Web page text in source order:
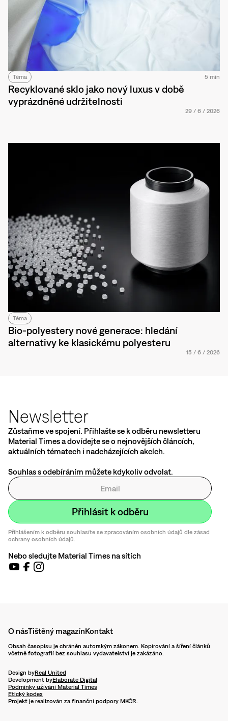
Téma 5 min
Recyklované sklo jako nový luxus v době
vyprázdněné udržitelnosti
29 / 6 / 2026
Téma
Bio-polyestery nové generace: hledání
alternativy ke klasickému polyesteru
15 / 6 / 2026
Newsletter
Zůstaňme ve spojení. Přihlašte se k odběru newsletteru
Material Times a dovídejte se o nejnovějších článcích,
aktuálních tématech i nadcházejících akcích.
Souhlas s odebíráním můžete kdykoliv odvolat.
Přihlášením k odběru souhlasíte se zpracováním osobních údajů dle zásad
ochrany osobních údajů.
Nebo sledujte Material Times na sítích
O násTištěný magazínKontakt
Obsah časopisu je chráněn autorským zákonem. Kopírování a šíření článků
včetně fotografií bez souhlasu vydavatelství je zakázáno.
Design byReal United
Development byElaborate Digital
Podmínky užívání Material Times
Etický kodex
Projekt je realizován za finanční podpory MKČR.